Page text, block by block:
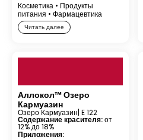
Косметика • Продукты
питания • Фармацевтика
Читать далее
Аллокол™ Озеро
Кармуазин
Озеро Кармуазин| E 122
Содержание красителя:от
12% до 18%
Приложения: